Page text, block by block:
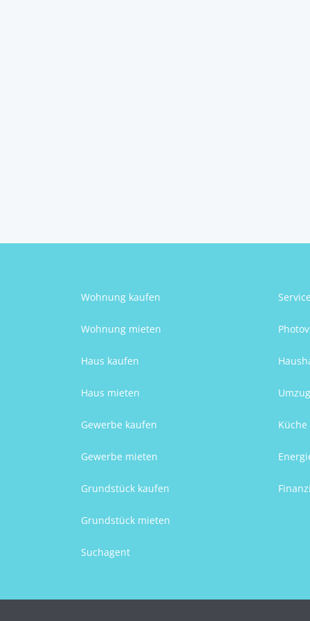
Wohnung kaufen
Wohnung mieten
Haus kaufen
Haus mieten
Gewerbe kaufen
Gewerbe mieten
Grundstück kaufen
Grundstück mieten
Suchagent